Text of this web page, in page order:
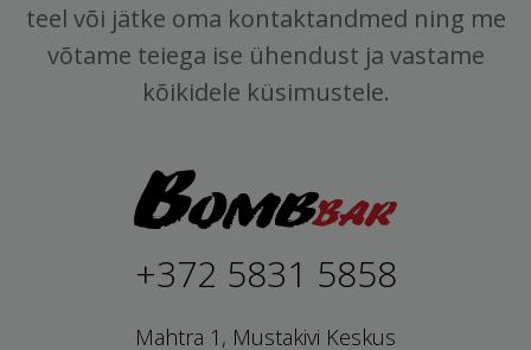
teel või jätke oma kontaktandmed ning me
võtame teiega ise ühendust ja vastame
kõikidele küsimustele.
+372 5831 5858
Mahtra 1, Mustakivi Keskus